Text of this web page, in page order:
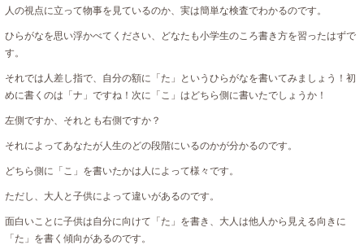
人の視点に立って物事を見ているのか、実は簡単な検査でわかるのです。
ひらがなを思い浮かべてください、どなたも小学生のころ書き方を習ったはずで
す。
それでは人差し指で、自分の額に「た」というひらがなを書いてみましょう！初
めに書くのは「ナ」ですね！次に「こ」はどちら側に書いたでしょうか！
左側ですか、それとも右側ですか？
それによってあなたが人生のどの段階にいるのかが分かるのです。
どちら側に「こ」を書いたかは人によって様々です。
ただし、大人と子供によって違いがあるのです。
面白いことに子供は自分に向けて「た」を書き、大人は他人から見える向きに
「た」を書く傾向があるのです。